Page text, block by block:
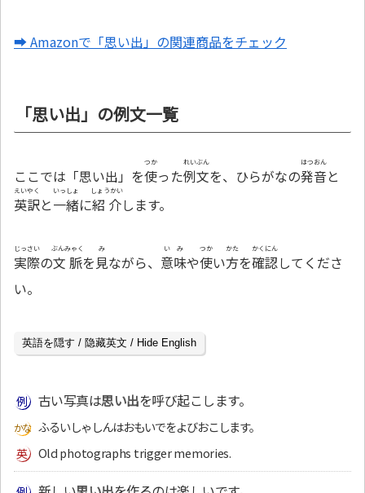
➡ Amazonで「思い出」の関連商品をチェック
「思い出」の例文一覧
ここでは「思い出」を使
つか
った例文
れいぶん
を、ひらがなの発音
はつおん
と
英訳
えいやく
と一緒
いっしょ
に紹介
しょうかい
します。
実際
じっさい
の文脈
ぶんみゃく
を見
み
ながら、 意味
いみ
や使
つか
い方
かた
を確認
かくにん
してくださ
い。
英語を隠す / 隐藏英文 / Hide English
古い写真は思い出を呼び起こします。
ふるいしゃしんはおもいでをよびおこします。
Old photographs trigger memories.